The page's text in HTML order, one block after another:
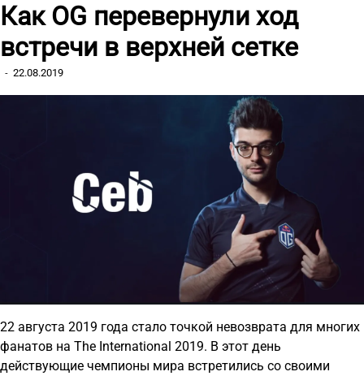
Как OG перевернули ход
встречи в верхней сетке
22.08.2019
22 августа 2019 года стало точкой невозврата для многих
фанатов на The International 2019. В этот день
действующие чемпионы мира встретились со своими